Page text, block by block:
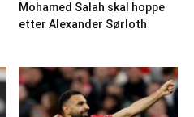
Mohamed Salah skal hoppe
etter Alexander Sørloth